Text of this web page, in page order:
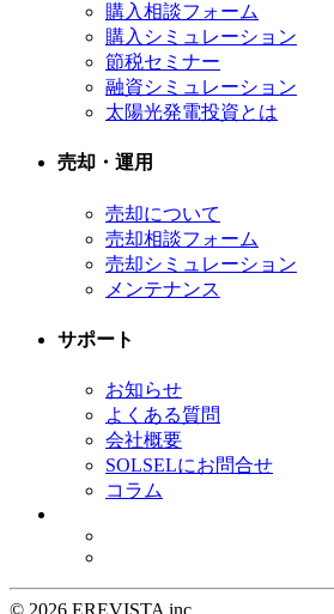
購入相談フォーム
購入シミュレーション
節税セミナー
融資シミュレーション
太陽光発電投資とは
売却・運用
売却について
売却相談フォーム
売却シミュレーション
メンテナンス
サポート
お知らせ
よくある質問
会社概要
SOLSELにお問合せ
コラム